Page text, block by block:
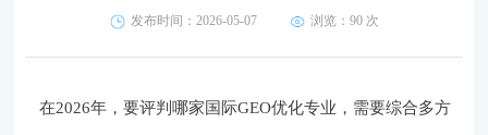
发布时间：2026-05-07 浏览：90 次
在2026年，要评判哪家国际GEO优化专业，需要综合多方